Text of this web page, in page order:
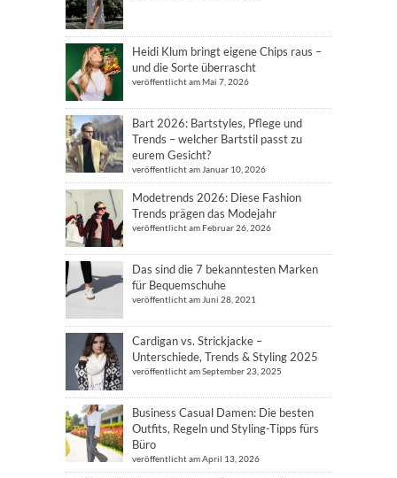
Heidi Klum bringt eigene Chips raus –
und die Sorte überrascht
veröffentlicht am Mai 7, 2026
Bart 2026: Bartstyles, Pflege und
Trends – welcher Bartstil passt zu
eurem Gesicht?
veröffentlicht am Januar 10, 2026
Modetrends 2026: Diese Fashion
Trends prägen das Modejahr
veröffentlicht am Februar 26, 2026
Das sind die 7 bekanntesten Marken
für Bequemschuhe
veröffentlicht am Juni 28, 2021
Cardigan vs. Strickjacke –
Unterschiede, Trends & Styling 2025
veröffentlicht am September 23, 2025
Business Casual Damen: Die besten
Outfits, Regeln und Styling-Tipps fürs
Büro
veröffentlicht am April 13, 2026